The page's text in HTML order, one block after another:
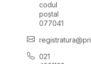
codul
poștal
077041
021